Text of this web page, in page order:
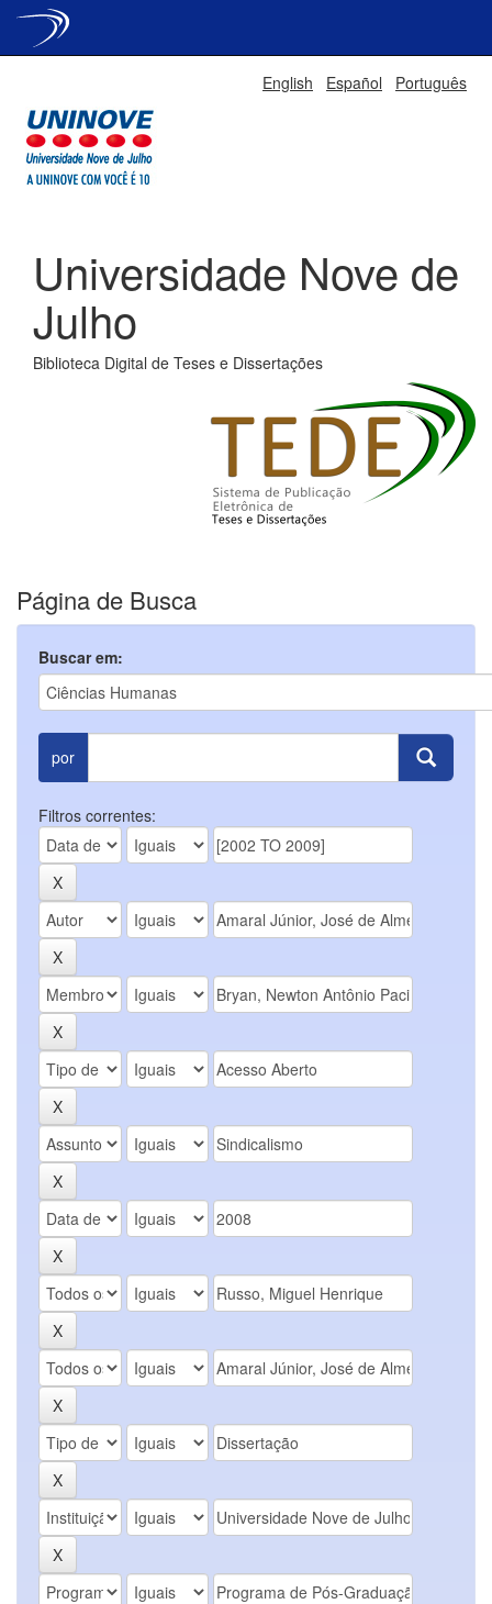
English Español Português
Universidade Nove de
Julho
Biblioteca Digital de Teses e Dissertações
Página de Busca
Buscar em:
por
Filtros correntes: